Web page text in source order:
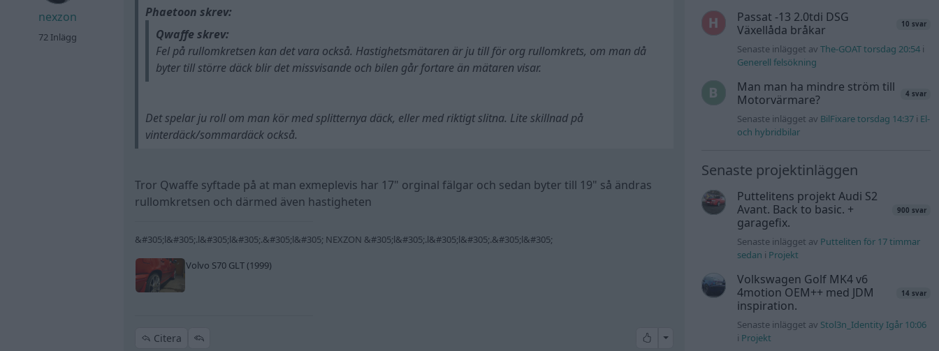
nexzon
72 Inlägg
Phaetoon skrev:
Qwaffe skrev:
Fel på rullomkretsen kan det vara också. Hastighetsmätaren är ju till för org rullomkrets, om man då
byter till större däck blir det missvisande och bilen går fortare än mätaren visar.
Det spelar ju roll om man kör med splitternya däck, eller med riktigt slitna. Lite skillnad på
vinterdäck/sommardäck också.
Tror Qwaffe syftade på at man exmeplevis har 17" orginal fälgar och sedan byter till 19" så ändras
rullomkretsen och därmed även hastigheten
&#305;l&#305;.l&#305;l&#305;.&#305;l&#305; NEXZON &#305;l&#305;.l&#305;l&#305;.&#305;l&#305;
Volvo S70 GLT (1999)
Citera All reactions
Passat -13 2.0tdi DSG
Växellåda bråkar
10 svar
Senaste inlägget avThe-GOAT torsdag 20:54 i
Generell felsökning
Man man ha mindre ström till
Motorvärmare?
4 svar
Senaste inlägget av BilFixare torsdag 14:37 i El-
och hybridbilar
Senaste projektinläggen
Puttelitens projekt Audi S2
Avant. Back to basic. +
garagefix.
900 svar
Senaste inlägget av Putteliten för 17 timmar
sedan i Projekt
Volkswagen Golf MK4 v6
4motion OEM++ med JDM
inspiration.
14 svar
Senaste inlägget av Stol3n_Identity Igår 10:06
i Projekt